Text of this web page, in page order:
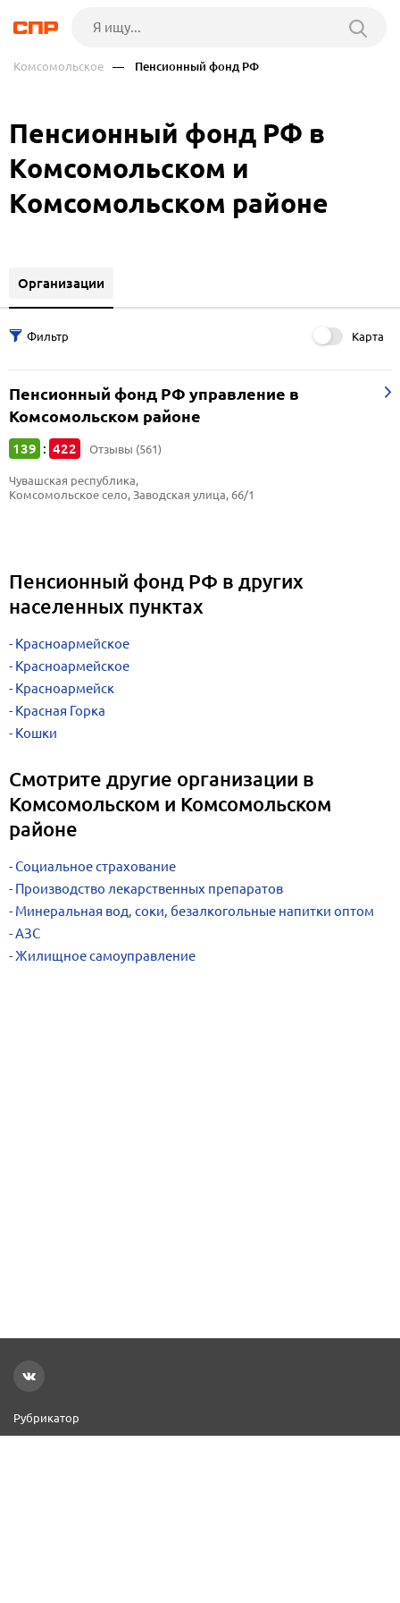
Комсомольское — Пенсионный фонд РФ
Пенсионный фонд РФ в
Комсомольском и
Комсомольском районе
Организации
Карта
Пенсионный фонд РФ управление в
Комсомольском районе
139 : 422 Отзывы (561)
Чувашская республика,
Комсомольское село, Заводская улица, 66/1
Пенсионный фонд РФ в других
населенных пунктах
Красноармейское
Красноармейское
Красноармейск
Красная Горка
Кошки
Смотрите другие организации в
Комсомольском и Комсомольском
районе
Социальное страхование
Производство лекарственных препаратов
Минеральная вод, соки, безалкогольные напитки оптом
АЗС
Жилищное самоуправление
Рубрикатор